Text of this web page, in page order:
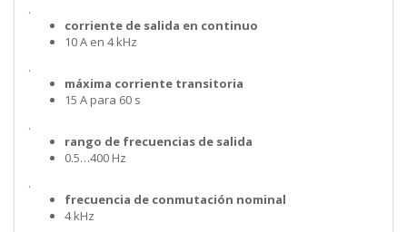
.
corriente de salida en continuo
10 A en 4 kHz
.
máxima corriente transitoria
15 A para 60 s
.
rango de frecuencias de salida
0.5…400 Hz
.
frecuencia de conmutación nominal
4 kHz